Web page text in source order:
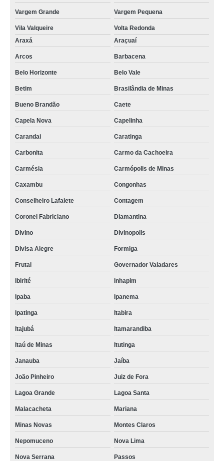
Vargem Grande Vargem Pequena
Vila Valqueire
Volta Redonda
Araxá
Araçuaí
Arcos Barbacena
Belo Horizonte Belo Vale
Betim Brasilândia de Minas
Bueno Brandão Caete
Capela Nova Capelinha
Carandai Caratinga
Carbonita Carmo da Cachoeira
Carmésia Carmópolis de Minas
Caxambu Congonhas
Conselheiro Lafaiete Contagem
Coronel Fabriciano Diamantina
Divino Divinopolis
Divisa Alegre Formiga
Frutal Governador Valadares
Ibirité Inhapim
Ipaba Ipanema
Ipatinga Itabira
Itajubá Itamarandiba
Itaú de Minas Itutinga
Janauba Jaíba
João Pinheiro Juiz de Fora
Lagoa Grande Lagoa Santa
Malacacheta Mariana
Minas Novas Montes Claros
Nepomuceno Nova Lima
Nova Serrana Passos